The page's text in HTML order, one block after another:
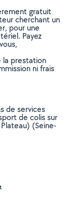
gratuit
cherchant un
pour une
Payez
la prestation
ni frais
de services
de colis sur
(Seine-